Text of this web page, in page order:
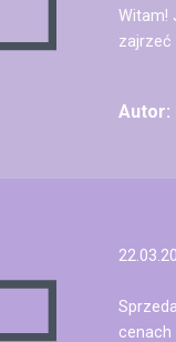
Witam!
zajrzeć
Autor:
cenach